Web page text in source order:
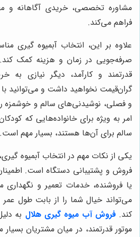
مشاوره تخصصی، خریدی آگاهانه و
فراهم می‌کند.
علاوه بر این، انتخاب آبمیوه گیری
صرفه‌جویی در زمان و هزینه کمک
قدرتمند و کارآمد، دیگر نیازی به
گران‌قیمت نخواهید داشت و می‌توانید با
و فصلی، نوشیدنی‌های سالم و خوشمزه
امر به ویژه برای خانواده‌هایی که
سالم برای آن‌ها هستند، بسیار مهم است.
یکی از نکات مهم در انتخاب آبمیوه
فروش و پشتیبانی دستگاه است.
یا فروشنده، خدمات تعمیر و نگهداری
می‌تواند خیال شما را از بابت طول
کند.فروش آب میوه گیری هلال به
موتور قدرتمند، در میان مشتریان